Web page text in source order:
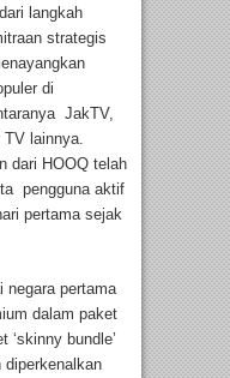
langkah
strategis
di
JakTV,
lainnya.
dari HOOQ telah
pengguna aktif
pertama sejak
negara pertama
dalam paket
‘skinny bundle’
diperkenalkan